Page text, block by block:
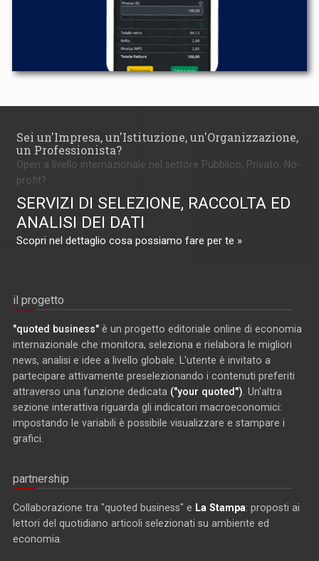
Sei un'Impresa, un'Istituzione, un'Organizzazione,
un Professionista?
Operi a livello internazionale nel settore Pubblico, Privato, No-
profit?
SERVIZI DI SELEZIONE, RACCOLTA ED
ANALISI DEI DATI
Scopri nel dettaglio cosa possiamo fare per te »
il progetto
"quoted business" è un progetto editoriale online di economia
internazionale che monitora, seleziona e rielabora le migliori
news, analisi e idee a livello globale. L'utente è invitato a
partecipare attivamente preselezionando i contenuti preferiti
attraverso una funzione dedicata ("your quoted") . Un'altra
sezione interattiva riguarda gli indicatori macroeconomici:
impostando le variabili è possibile visualizzare e stampare i
grafici.
partnership
Collaborazione tra "quoted business" e La Stampa: proposti ai
lettori del quotidiano articoli selezionati su ambiente ed
economia.